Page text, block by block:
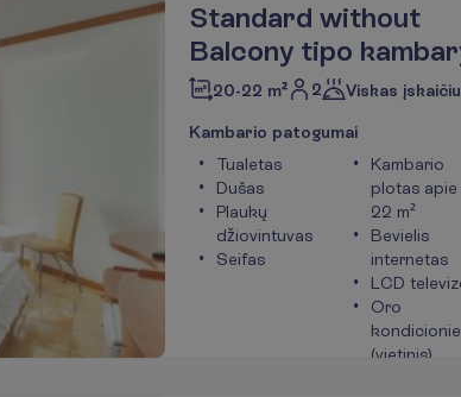
Standard without
Balcony tipo
20-22 m² 2 Viskas
Kambario patogumai
Tualetas
Dušas
Plaukų
džiovintuvas
Seifas
Kambario
plotas
22 m²
Bevielis
internetas
LCD
Oro
(vietinis)